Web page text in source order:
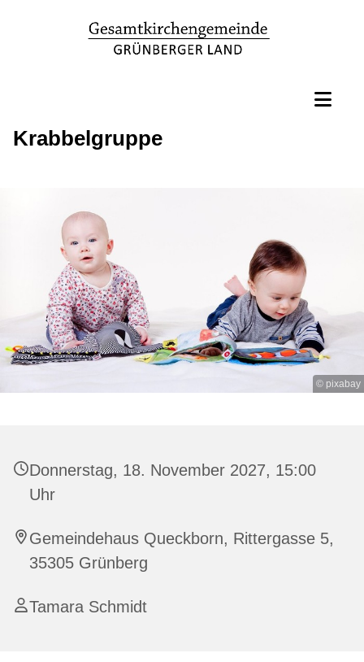
Krabbelgruppe
© pixabay
Donnerstag, 18. November 2027, 15:00
Uhr
Gemeindehaus Queckborn, Rittergasse 5,
35305 Grünberg
Tamara Schmidt